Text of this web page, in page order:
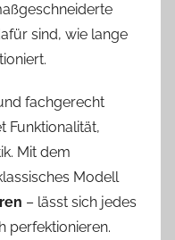
sind, wie lange
fachgerecht
Funktionalität,
Mit dem
Modell
– lässt sich jedes
perfektionieren.